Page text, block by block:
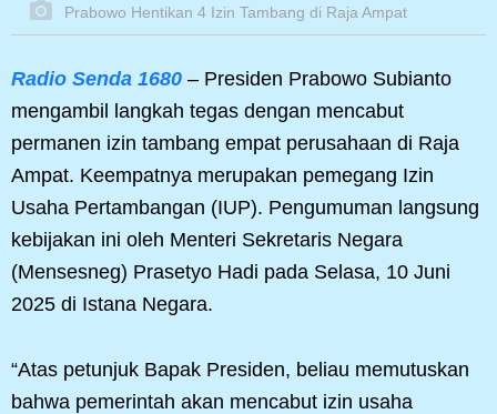
Prabowo Hentikan 4 Izin Tambang di Raja Ampat
Radio Senda 1680 – Presiden Prabowo Subianto
mengambil langkah tegas dengan mencabut
permanen izin tambang empat perusahaan di Raja
Ampat. Keempatnya merupakan pemegang Izin
Usaha Pertambangan (IUP). Pengumuman langsung
kebijakan ini oleh Menteri Sekretaris Negara
(Mensesneg) Prasetyo Hadi pada Selasa, 10 Juni
2025 di Istana Negara.
“Atas petunjuk Bapak Presiden, beliau memutuskan
bahwa pemerintah akan mencabut izin usaha